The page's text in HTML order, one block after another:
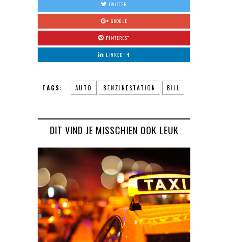
TWITTER
GOOGLE
PINTEREST
LINKED IN
TAGS: AUTO BENZINESTATION BIJL
DIT VIND JE MISSCHIEN OOK LEUK